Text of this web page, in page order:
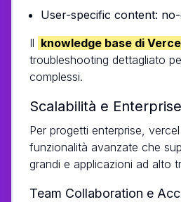
User-specific content:
Il knowledge base di
troubleshooting dettagliato
complessi.
Scalabilità e
Per progetti enterprise,
funzionalità avanzate che
grandi e applicazioni ad alto
Team Collaboration e